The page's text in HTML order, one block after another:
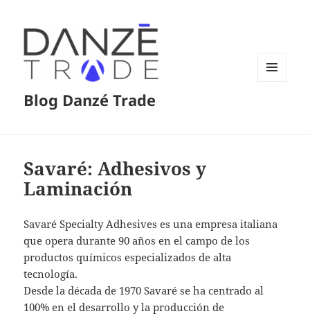
Blog Danzé Trade
Savaré: Adhesivos y
Laminación
Savaré Specialty Adhesives es una empresa italiana
que opera durante 90 años en el campo de los
productos químicos especializados de alta
tecnología.
Desde la década de 1970 Savaré se ha centrado al
100% en el desarrollo y la producción de